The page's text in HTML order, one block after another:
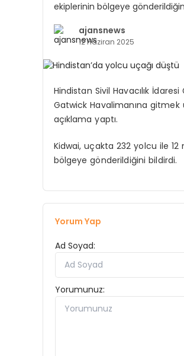
ekiplerinin bölgeye
ajansnews
12 Haziran 2025
Hindistan Sivil Havacılık
Gatwick Havalimanına
açıklama yaptı.
Kidwai, uçakta 232 yolcu ile
bölgeye gönderildiğini bildirdi.
Yorum Yap
Ad Soyad:
Yorumunuz: